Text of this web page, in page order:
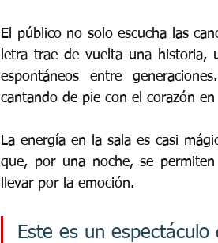
El público no solo escucha las
letra trae de vuelta una historia,
espontáneos entre
cantando de pie con el corazón
La energía en la sala es casi
que, por una noche, se
llevar por la emoción.
Este es un espectáculo